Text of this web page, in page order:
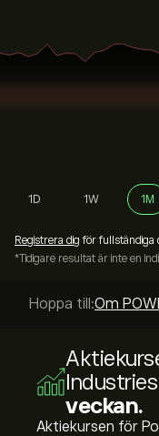
1D 1W 1M
Registrera dig för fullständiga
*Tidigare resultat är inte en
Hoppa till:Om
veckan.
Aktiekursen för